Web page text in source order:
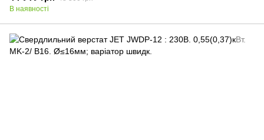
В наявності